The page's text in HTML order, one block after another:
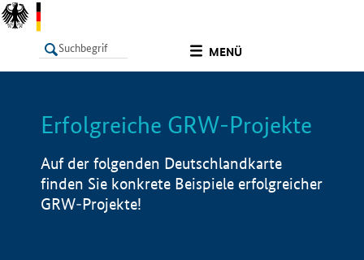
MENÜ
LISTE Info
Erfolgreiche GRW-Projekte
Auf der folgenden Deutschlandkarte
finden Sie konkrete Beispiele erfolgreicher
GRW-Projekte!